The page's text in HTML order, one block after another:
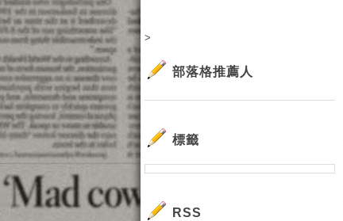
>
部落格推薦人
標籤
RSS